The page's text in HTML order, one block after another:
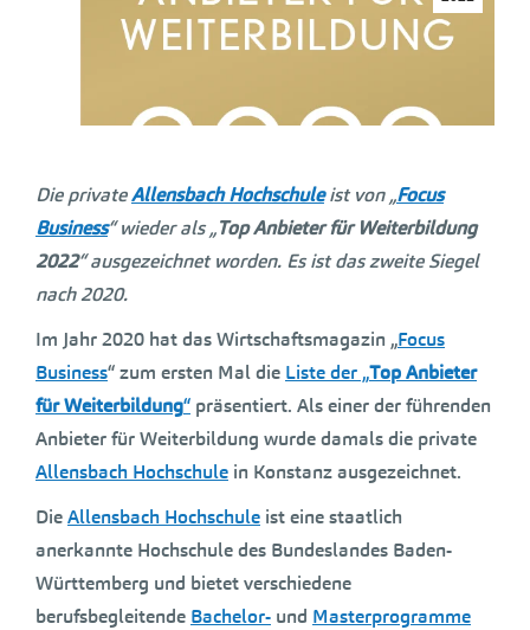
Die privateAllensbach Hochschule ist von „Focus
Business“ wieder als „Top Anbieter für Weiterbildung
2022“ ausgezeichnet worden. Es ist das zweite Siegel
nach 2020.
Im Jahr 2020 hat das Wirtschaftsmagazin „Focus
Business“ zum ersten Mal die Liste der „Top Anbieter
für Weiterbildung“ präsentiert. Als einer der führenden
Anbieter für Weiterbildung wurde damals die private
Allensbach Hochschule in Konstanz ausgezeichnet.
DieAllensbach Hochschule ist eine staatlich
anerkannte Hochschule des Bundeslandes Baden-
Württemberg und bietet verschiedene
berufsbegleitende Bachelor- und Masterprogramme